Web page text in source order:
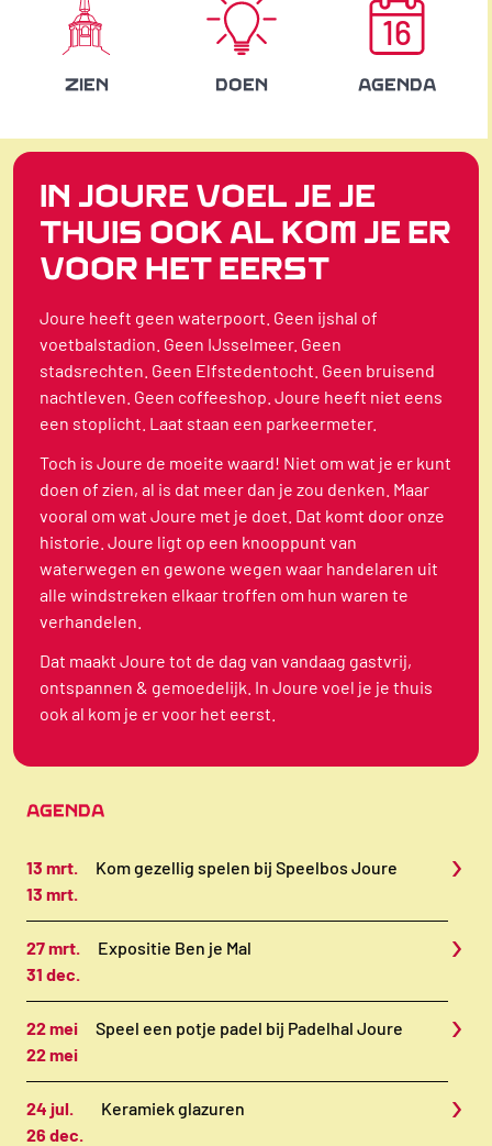
ZIEN DOEN
16
AGENDA
IN JOURE VOEL JE JE
THUIS OOK AL KOM JE ER
VOOR HET EERST
Joure heeft geen waterpoort. Geen ijshal of
voetbalstadion. Geen IJsselmeer. Geen
stadsrechten. Geen Elfstedentocht. Geen bruisend
nachtleven. Geen coffeeshop. Joure heeft niet eens
een stoplicht. Laat staan een parkeermeter.
Toch is Joure de moeite waard! Niet om wat je er kunt
doen of zien, al is dat meer dan je zou denken. Maar
vooral om wat Joure met je doet. Dat komt door onze
historie. Joure ligt op een knooppunt van
waterwegen en gewone wegen waar handelaren uit
alle windstreken elkaar troffen om hun waren te
verhandelen.
Dat maakt Joure tot de dag van vandaag gastvrij,
ontspannen & gemoedelijk. In Joure voel je je thuis
ook al kom je er voor het eerst.
AGENDA
13 mrt.
13 mrt.
Kom gezellig spelen bij Speelbos Joure ›
27 mrt.
31 dec.
Expositie Ben je Mal ›
22 mei
22 mei
Speel een potje padel bij Padelhal Joure ›
24 jul.
26 dec.
Keramiek glazuren ›